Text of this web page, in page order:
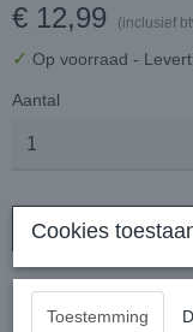
€ 12,99 (inclusief
✓ Op voorraad -
Aantal
In
Cookies
Toestemming